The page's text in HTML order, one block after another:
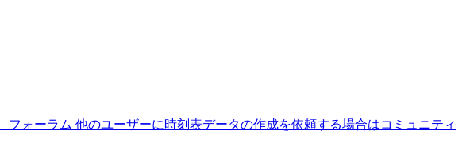
フォーラム 他のユーザーに時刻表データの作成を依頼する場合はコミュニティ